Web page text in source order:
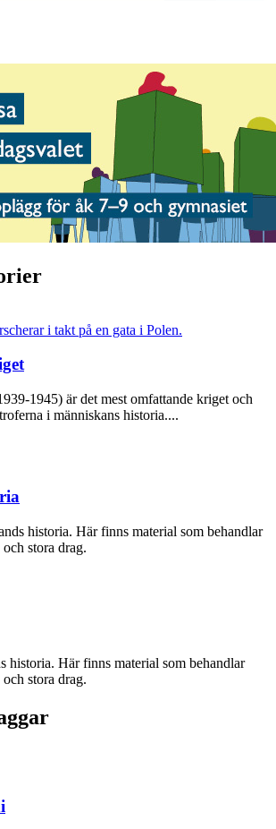
1945) är det mest omfattande kriget och
i människans historia....
historia. Här finns material som behandlar
stora drag.
historia. Här finns material som behandlar
stora drag.